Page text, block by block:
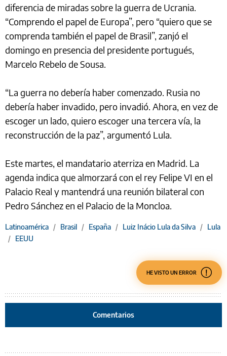
diferencia de miradas sobre la guerra de Ucrania.
“Comprendo el papel de Europa”, pero “quiero que se
comprenda también el papel de Brasil”, zanjó el
domingo en presencia del presidente portugués,
Marcelo Rebelo de Sousa.
“La guerra no debería haber comenzado. Rusia no
debería haber invadido, pero invadió. Ahora, en vez de
escoger un lado, quiero escoger una tercera vía, la
reconstrucción de la paz”, argumentó Lula.
Este martes, el mandatario aterriza en Madrid. La
agenda indica que almorzará con el rey Felipe VI en el
Palacio Real y mantendrá una reunión bilateral con
Pedro Sánchez en el Palacio de la Moncloa.
Latinoamérica / Brasil / España / Luiz Inácio Lula da Silva / Lula
/ EEUU
HE VISTO UN ERROR
Comentarios